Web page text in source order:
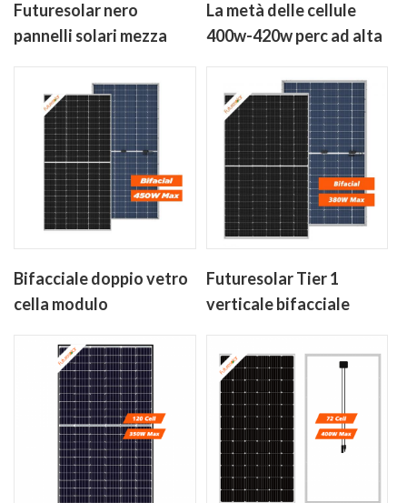
Futuresolar nero
pannelli solari mezza
pannello solare
cristallino
La metà delle cellule
400w-420w perc ad alta
solari senza anti
dumping tasse
Bifacciale doppio vetro
cella modulo
Futuresolar Tier 1
verticale bifacciale
350W-380W